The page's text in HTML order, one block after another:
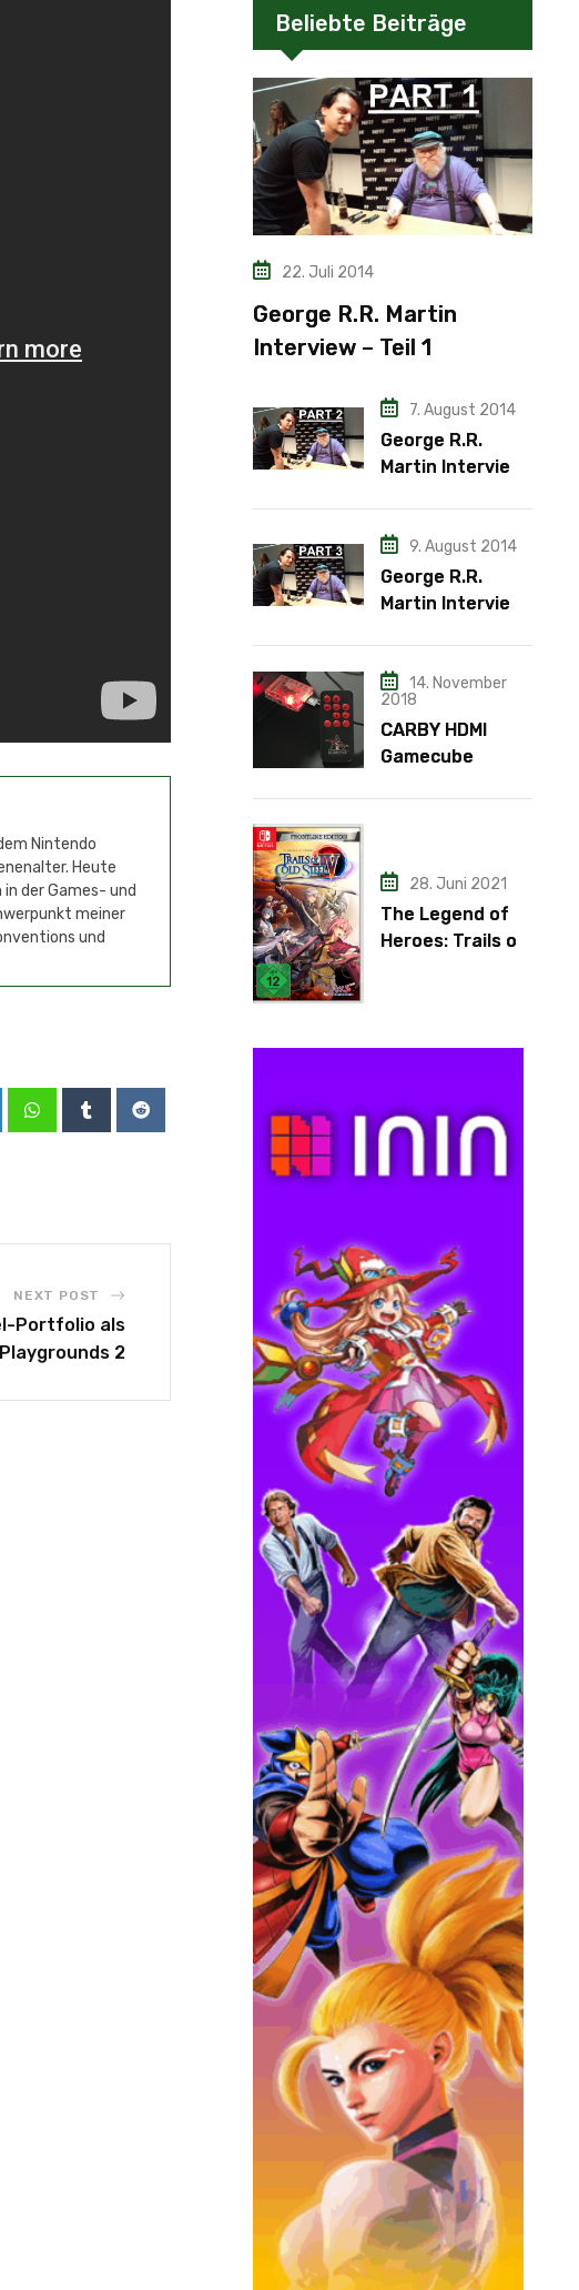
Nintendo
Heute
der Games- und
meiner
und
NEXT POST
Portfolio als
2
Beliebte Beiträge
22. Juli 2014
George R.R. Martin
Interview – Teil 1
7. August 2014
George R.R.
Martin Interview
9. August 2014
George R.R.
Martin Interview
14. November
2018
CARBY HDMI
Gamecube
28. Juni 2021
The Legend of
Heroes: Trails of